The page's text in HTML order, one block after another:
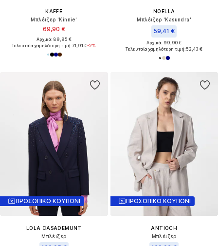
KAFFE
Μπλέιζερ 'Kinnie'
69,90 €
Αρχικά: 89,95 €
Τελευταία χαμηλότερη τιμή:71,91 €-2%
NOELLA
Μπλέιζερ 'Kasundra'
59,41 €
Αρχικά: 99,90 €
Τελευταία χαμηλότερη τιμή:52,43 €
ΠΡΟΣΩΠΙΚΟ ΚΟΥΠΟΝΙ
LOLA CASADEMUNT
Μπλέιζερ
ΠΡΟΣΩΠΙΚΟ ΚΟΥΠΟΝΙ
ANTIOCH
Μπλέιζερ